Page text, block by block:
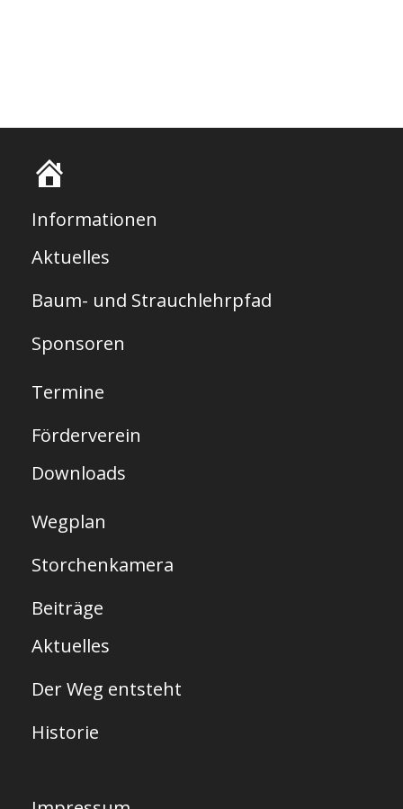
r
t
s
i
t
e
Informationen
Aktuelles
Baum- und Strauchlehrpfad
Sponsoren
Termine
Förderverein
Downloads
Wegplan
Storchenkamera
Beiträge
Aktuelles
Der Weg entsteht
Historie